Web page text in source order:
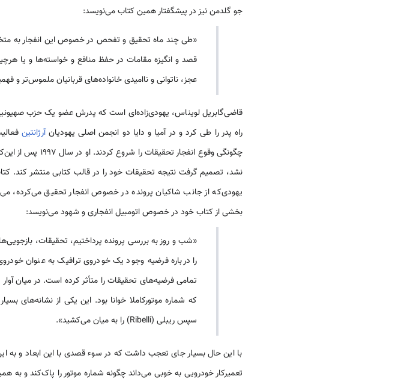
جو گلدمن نیز در پیشگفتار همین کتاب می‌نویسد:
«طی چند ماه تحقیق و تفحص در خصوص این انفجار به
قصد و انگیزه مقامات در حفظ منافع و خواسته‌ها و یا
عجز، ناتوانی و ناامیدی خانواده‌های قربانیان ملموس‌تر و
قاضی‌گابریل لویناس، یهودی‌زاده‌ای است که پدرش عضو یک حزب
راه پدر را طی کرد و در آمیا و دایا دو انجمن اصلی یهودیانآرژانتین
چگونگی وقوع
نشد، تصمیم گرفت نتیجه تحقیقات خود را در قالب کتابی منتشر کند.
یهودی‌که از جانب شاکیان پرونده در خصوص انفجار تحقیق می‌کرده،
بخشی از کتاب خود در خصوص اتومبیل انفجاری و شهود می‌نویسد:
«شب و روز به بررسی پرونده پرداختیم، تحقیقات،
را درباره فرضیه وجود یک خودروی ترافیک به عنوان
تمامی فرضیه‌های تحقیقات را متأثر کرده است. در میان
سپس ریبلی (Ribelli) را به میان می‌کشید».
با این حال بسیار جای تعجب داشت که در سوء قصدی با این ابعاد و به
تعمیرکار خودرویی به خوبی می‌داند چگونه شماره موتور را پاک‌کند و